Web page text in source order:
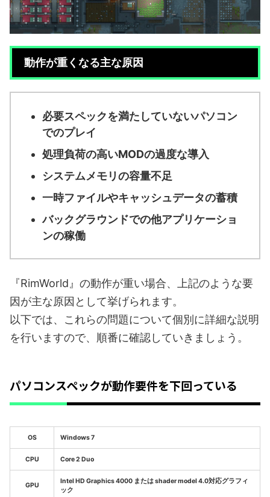
動作が重くなる主な原因
必要スペックを満たしていないパソコン
でのプレイ
処理負荷の高いMODの過度な導入
システムメモリの容量不足
一時ファイルやキャッシュデータの蓄積
バックグラウンドでの他アプリケーショ
ンの稼働
『RimWorld』の動作が重い場合、上記のような要
因が主な原因として挙げられます。
以下では、これらの問題について個別に詳細な説明
を行いますので、順番に確認していきましょう。
パソコンスペックが動作要件を下回っている
OS Windows 7
CPU Core 2 Duo
GPU
Intel HD Graphics 4000 または shader model 4.0対応グラフィ
ック